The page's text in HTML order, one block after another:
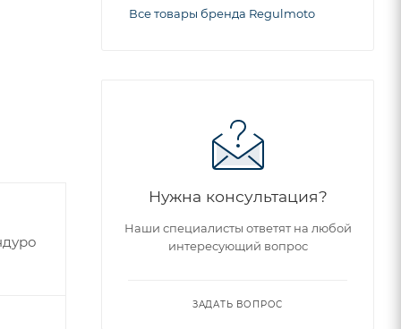
Все товары бренда Regulmoto
Нужна консультация?
Наши специалисты ответят на любой
интересующий вопрос
ЗАДАТЬ ВОПРОС